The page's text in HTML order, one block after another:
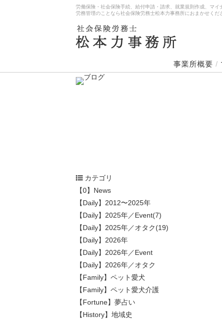
労働保険・社会保険手続、給付申請・請求、就業規則作成、マ
労務管理のことなら社会保険労務士松本力事務所におまかせくだ
事業所概要 /
カテゴリ
【0】News
【Daily】2012〜2025年
【Daily】2025年／Event(7)
【Daily】2025年／オタク(19)
【Daily】2026年
【Daily】2026年／Event
【Daily】2026年／オタク
【Family】ペット愛犬
【Family】ペット愛犬介護
【Fortune】夢占い
【History】地域史